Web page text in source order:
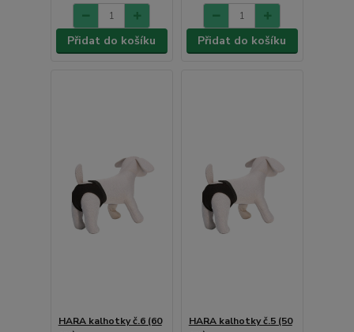
Přidat do košíku Přidat do košíku
HARA kalhotky č.6 (60
HARA kalhotky č.5 (50